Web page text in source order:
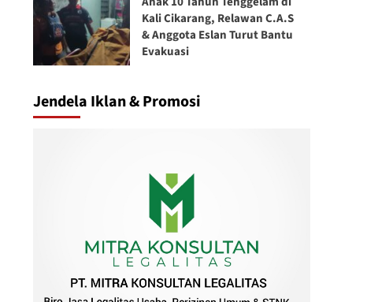
Kali Cikarang, Relawan C.A.S
& Anggota Eslan Turut Bantu
Evakuasi
Jendela Iklan & Promosi